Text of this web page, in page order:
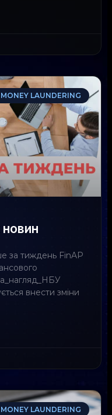
LAUNDERING
за тиждень FinAP
внести зміни
LAUNDERING